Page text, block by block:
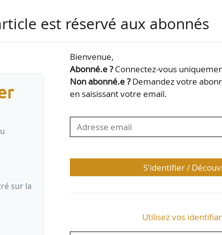
les impayés de loyers, à sécuriser les
en place une concertation, associant
du logement, acteurs publics,
est réservé aux abonnés
sur la
Bienvenue,
Abonné.e ?Connectez-vous
Non abonné.e ?Demandez votre
en saisissant votre email.
S'identifier /
Utilisez vos